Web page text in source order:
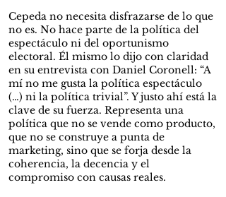
Cepeda no necesita disfrazarse de lo que
no es. No hace parte de la política del
espectáculo ni del oportunismo
electoral. Él mismo lo dijo con claridad
en su entrevista con Daniel Coronell: “A
mí no me gusta la política espectáculo
(…) ni la política trivial”. Y justo ahí está la
clave de su fuerza. Representa una
política que no se vende como producto,
que no se construye a punta de
marketing, sino que se forja desde la
coherencia, la decencia y el
compromiso con causas reales.